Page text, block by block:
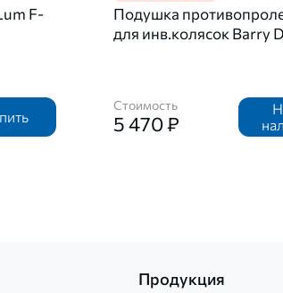
F-
Подушка
для инв.колясок Barry
Стоимость
5 470 ₽
Продукция